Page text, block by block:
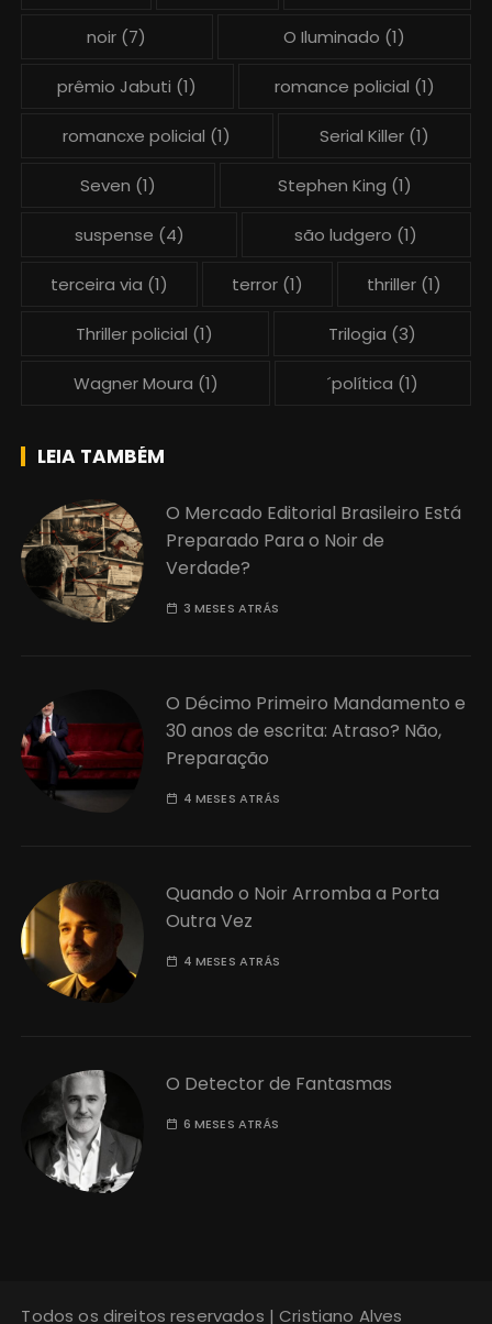
noir (7) O Iluminado (1)
prêmio Jabuti (1) romance policial (1)
romancxe policial (1) Serial Killer(1)
Seven (1) Stephen King (1)
suspense (4) são ludgero (1)
terceira via (1) terror(1) thriller(1)
Thriller policial (1) Trilogia (3)
Wagner Moura (1) ´política (1)
LEIA TAMBÉM
O Mercado Editorial Brasileiro Está
Preparado Para o Noir de
Verdade?
3 MESES ATRÁS
O Décimo Primeiro Mandamento e
30 anos de escrita: Atraso? Não,
Preparação
4 MESES ATRÁS
Quando o Noir Arromba a Porta
Outra Vez
4 MESES ATRÁS
O Detector de Fantasmas
6 MESES ATRÁS
Todos os direitos reservados | Cristiano Alves